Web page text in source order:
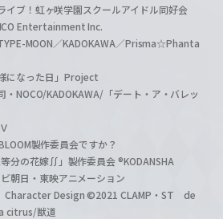
ブ！虹ヶ咲学園スクールアイドル同好会
Entertainment Inc.
MOON／KADOKAWA／Prisma☆Phanta
になった日」Project
NOCO/KADOKAWA/「デート・ア・バレッ
製作委員会ですか？
分の花嫁∬」製作委員会 ®KODANSHA
朝日・東映アニメーション
Character Design ©2021 CLAMP・ST de
citrus/獣道